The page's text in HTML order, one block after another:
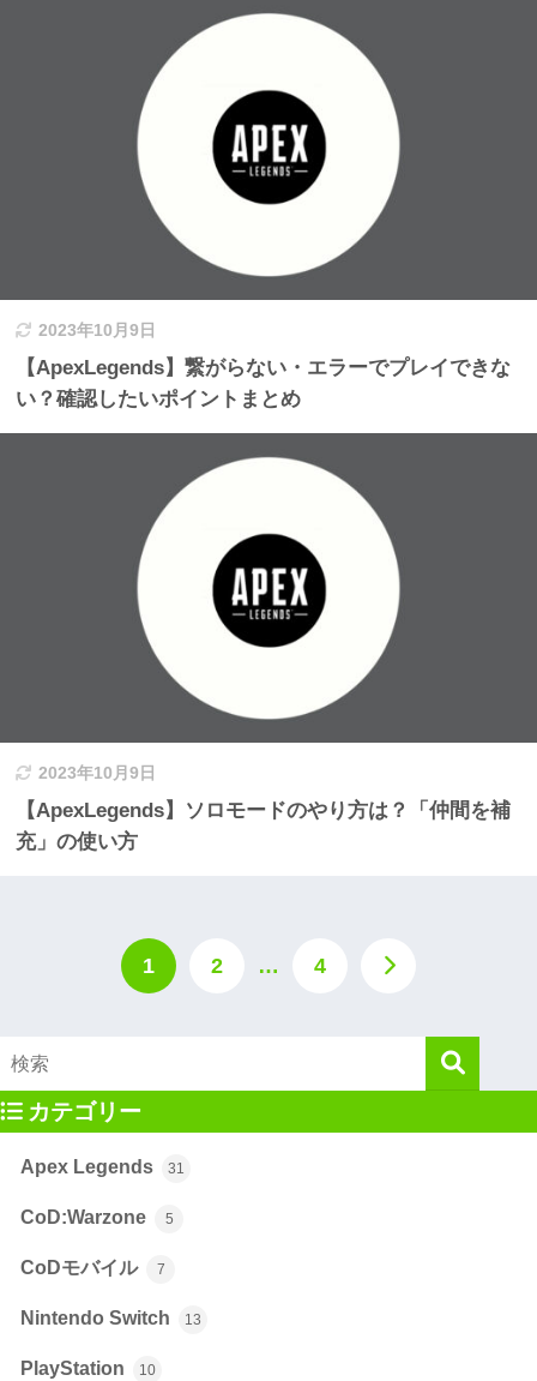
2023年10月9日
【ApexLegends】繋がらない・エラーでプレイできな
い？確認したいポイントまとめ
2023年10月9日
【ApexLegends】ソロモードのやり方は？「仲間を補
充」の使い方
1 2 … 4
カテゴリー
Apex Legends 31
CoD:Warzone 5
CoDモバイル 7
Nintendo Switch 13
PlayStation 10